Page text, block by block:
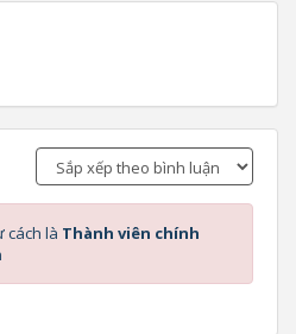
cách là Thành viên chính